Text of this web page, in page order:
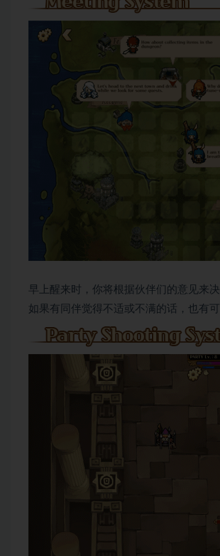
早上醒来时，你将根据伙伴们的意见来
如果有同伴觉得不适或不满的话，也有